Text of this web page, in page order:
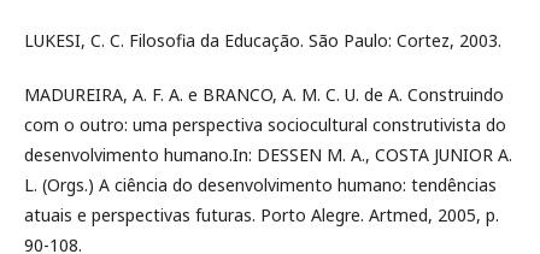
LUKESI, C. C. Filosofia da Educação. São Paulo: Cortez, 2003.
MADUREIRA, A. F. A. e BRANCO, A. M. C. U. de A. Construindo
com o outro: uma perspectiva sociocultural construtivista do
desenvolvimento humano.In: DESSEN M. A., COSTA JUNIOR A.
L. (Orgs.) A ciência do desenvolvimento humano: tendências
atuais e perspectivas futuras. Porto Alegre. Artmed, 2005, p.
90-108.